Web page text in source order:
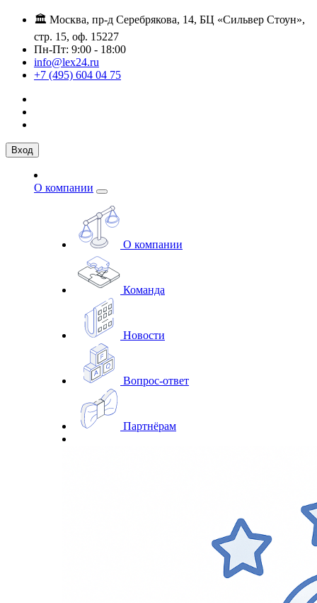
🏛️ Москва, пр-д Серебрякова, 14, БЦ «Сильвер Стоун»,
стр. 15, оф. 15227
Пн-Пт: 9:00 - 18:00
info@lex24.ru
+7 (495) 604 04 75
Вход
О компании
О компании
Команда
Новости
Вопрос-ответ
Партнёрам